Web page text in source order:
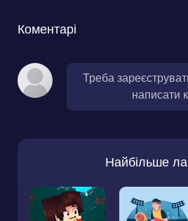
Коментарі
Треба
написати
Найбільше